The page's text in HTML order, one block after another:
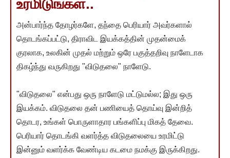
உரமிடுங்கள்..
அன்பார்ந்த தோழர்களே, தந்தை பெரியார் அவர்களால்
தொடங்கப்பட்டு, திராவிட இயக்கத்தின் முதன்மைக்
குரலாக, உலகின் முதல் மற்றும் ஒரே பகுத்தறிவு நாளேடாக
திகழ்ந்து வருகிறது "விடுதலை" நாளேடு.
"விடுதலை" என்பது ஒரு நாளேடு மட்டுமல்ல; இது ஒரு
இயக்கம். விடுதலை தன் பணியைத் தொய்வு இன்றித்
தொடர, உங்கள் பொருளாதார பங்களிப்பு மிகத் தேவை.
பெரியார் தொடங்கி வளர்த்த விடுதலையை உரமிட்டு
இன்னும் வளர்க்க வேண்டிய கடமை நமக்கு இருக்கிறது.